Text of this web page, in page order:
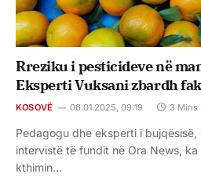
Rreziku i pesticideve në
Eksperti Vuksani zbardh
KOSOVË 06.01.2025, 09:19 3 Mins
Pedagogu dhe eksperti i bujqësisë,
intervistë të fundit në Ora News, ka
kthimin…